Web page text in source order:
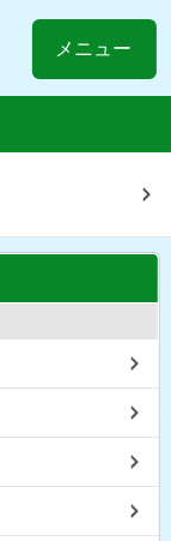
メニュー